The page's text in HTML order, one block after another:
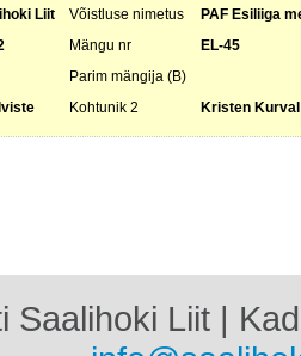
Liit Võistluse nimetus
PAF Esiliiga
Mängu nr
EL-45
Parim mängija (B)
Kohtunik 2 Kristen Kurval
Saalihoki Liit |